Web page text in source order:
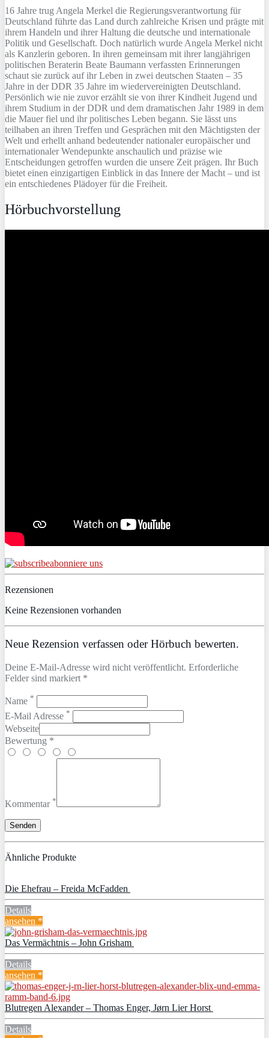
16 Jahre trug Angela Merkel die Regierungsverantwortung für
Deutschland führte das Land durch zahlreiche Krisen und prägte mit
ihrem Handeln und ihrer Haltung die deutsche und internationale
Politik und Gesellschaft. Doch natürlich wurde Angela Merkel nicht
als Kanzlerin geboren. In ihren gemeinsam mit ihrer langjährigen
politischen Beraterin Beate Baumann verfassten Erinnerungen
schaut sie zurück auf ihr Leben in zwei deutschen Staaten – 35
Jahre in der DDR 35 Jahre im wiedervereinigten Deutschland.
Persönlich wie nie zuvor erzählt sie von ihrer Kindheit Jugend und
ihrem Studium in der DDR und dem dramatischen Jahr 1989 in dem
die Mauer fiel und ihr politisches Leben begann. Sie lässt uns
teilhaben an ihren Treffen und Gesprächen mit den Mächtigsten der
Welt und erhellt anhand bedeutender nationaler europäischer und
internationaler Wendepunkte anschaulich und präzise wie
Entscheidungen getroffen wurden die unsere Zeit prägen. Ihr Buch
bietet einen einzigartigen Einblick in das Innere der Macht – und ist
ein entschiedenes Plädoyer für die Freiheit.
Hörbuchvorstellung
abonniere uns
Rezensionen
Keine Rezensionen vorhanden
Neue Rezension verfassen oder Hörbuch bewerten.
Deine E-Mail-Adresse wird nicht veröffentlicht. Erforderliche
Felder sind markiert *
Name *
E-Mail Adresse *
Webseite
Bewertung *
Kommentar *
Ähnliche Produkte
Die Ehefrau – Freida McFadden
Details
ansehen *
Das Vermächtnis – John Grisham
Details
ansehen *
Blutregen Alexander – Thomas Enger, Jørn Lier Horst
Details